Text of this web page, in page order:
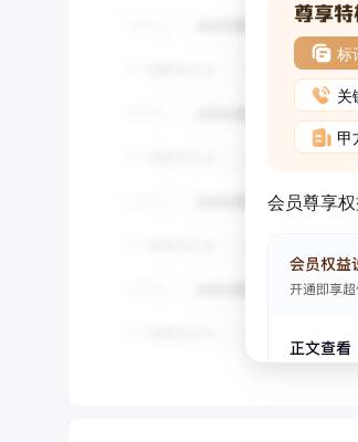
标
关
甲
会员尊享